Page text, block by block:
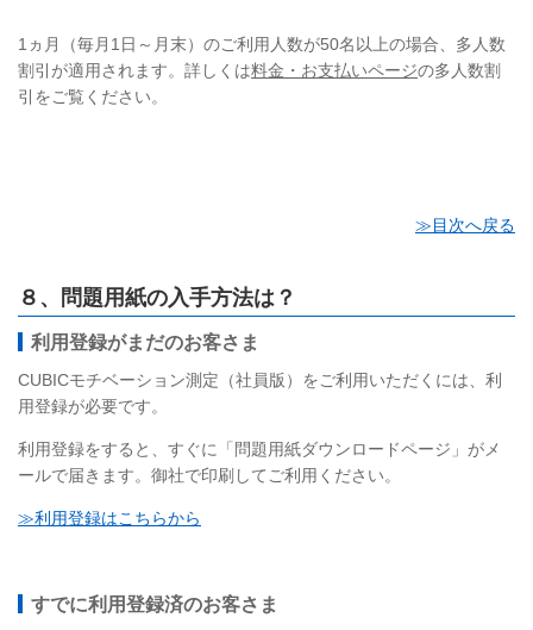
1ヵ月（毎月1日～月末）のご利用人数が50名以上の場合、多人数
割引が適用されます。詳しくは料金・お支払いページの多人数割
引をご覧ください。
≫目次へ戻る
８、問題用紙の入手方法は？
利用登録がまだのお客さま
CUBICモチベーション測定（社員版）をご利用いただくには、利
用登録が必要です。
利用登録をすると、すぐに「問題用紙ダウンロードページ」がメ
ールで届きます。御社で印刷してご利用ください。
≫利用登録はこちらから
すでに利用登録済のお客さま